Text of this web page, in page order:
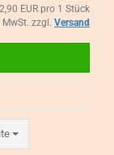
2,90 EUR pro 1 Stück
MwSt. zzgl. Versand